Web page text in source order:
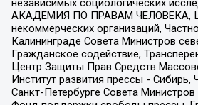
независимых социологических
АКАДЕМИЯ ПО ПРАВАМ ЧЕЛОВЕКА,
некоммерческих организаций,
Калининграде Совета Министров
Гражданское содействие,
Центр Защиты Прав Средств
Институт развития прессы - Сибирь,
Санкт-Петербурге Совета